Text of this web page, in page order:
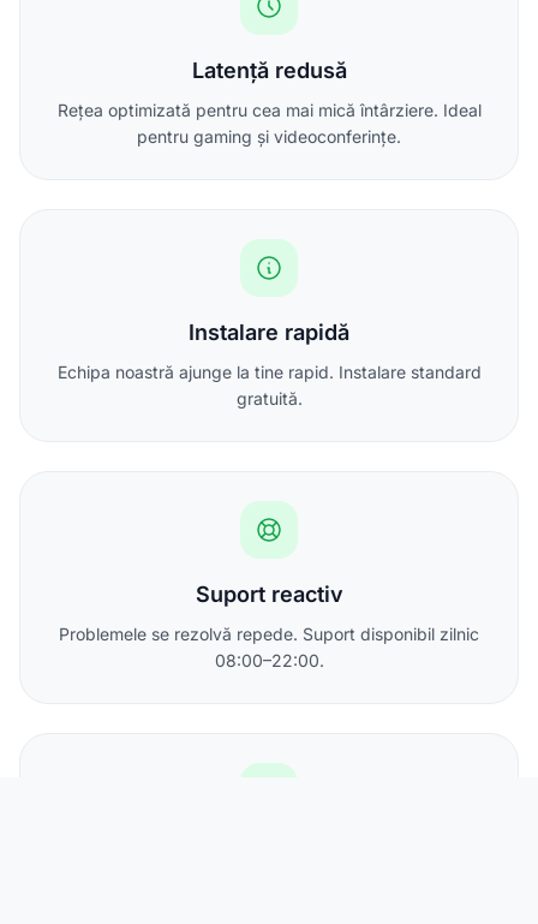
Latență redusă
Rețea optimizată pentru cea mai mică întârziere. Ideal
pentru gaming și videoconferințe.
Instalare rapidă
Echipa noastră ajunge la tine rapid. Instalare standard
gratuită.
Suport reactiv
Problemele se rezolvă repede. Suport disponibil zilnic
08:00–22:00.